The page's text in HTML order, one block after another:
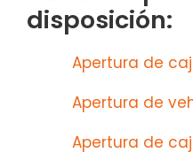
disposición:
Apertura de
Apertura de
Apertura de